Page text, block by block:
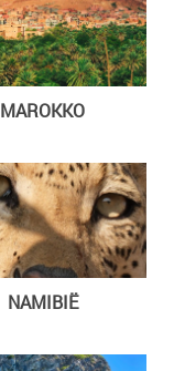
MAROKKO
NAMIBIË